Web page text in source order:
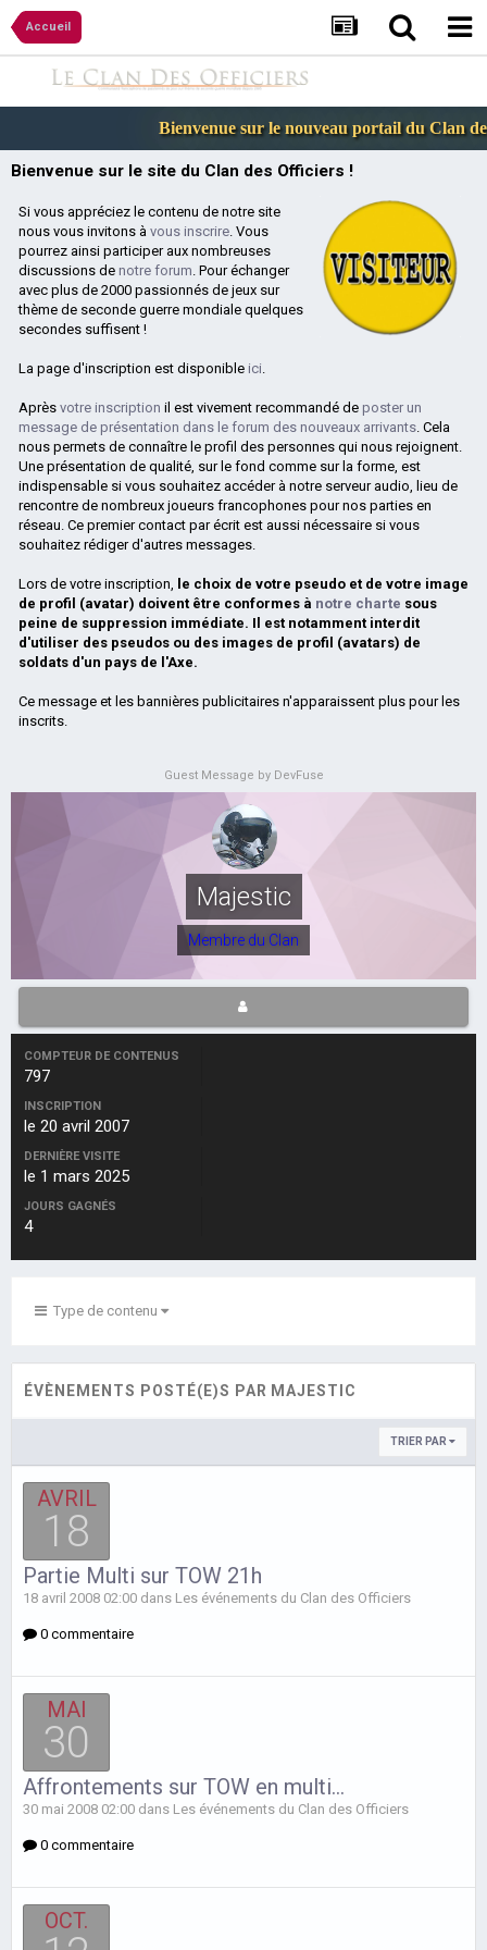
Accueil
Bienvenue sur le nouveau portail du Clan
Bienvenue sur le site du Clan des Officiers !
Si vous appréciez le contenu de notre site
nous vous invitons à vous inscrire. Vous
pourrez ainsi participer aux nombreuses
discussions de notre forum. Pour échanger
avec plus de 2000 passionnés de jeux sur
thème de seconde guerre mondiale quelques
secondes suffisent !
La page d'inscription est disponible ici.
Après votre inscription il est vivement recommandé de poster un
message de présentation dans le forum des nouveaux arrivants. Cela
nous permets de connaître le profil des personnes qui nous rejoignent.
Une présentation de qualité, sur le fond comme sur la forme, est
indispensable si vous souhaitez accéder à notre serveur audio, lieu de
rencontre de nombreux joueurs francophones pour nos parties en
réseau. Ce premier contact par écrit est aussi nécessaire si vous
souhaitez rédiger d'autres messages.
Lors de votre inscription, le choix de votre pseudo et de votre image
de profil (avatar) doivent être conformes à notre charte sous
peine de suppression immédiate. Il est notamment interdit
d'utiliser des pseudos ou des images de profil (avatars) de
soldats d'un pays de l'Axe.
Ce message et les bannières publicitaires n'apparaissent plus pour les
inscrits.
Guest Message by DevFuse
Majestic
Membre du Clan
COMPTEUR DE CONTENUS
797
INSCRIPTION
le 20 avril 2007
DERNIÈRE VISITE
le 1 mars 2025
JOURS GAGNÉS
4
Type de contenu
ÉVÈNEMENTS POSTÉ(E)S PAR MAJESTIC
TRIER PAR
AVRIL
18
Partie Multi sur TOW 21h
18 avril 2008 02:00 dans Les événements du Clan des Officiers
0 commentaire
MAI
30
Affrontements sur TOW en multi...
30 mai 2008 02:00 dans Les événements du Clan des Officiers
0 commentaire
OCT.